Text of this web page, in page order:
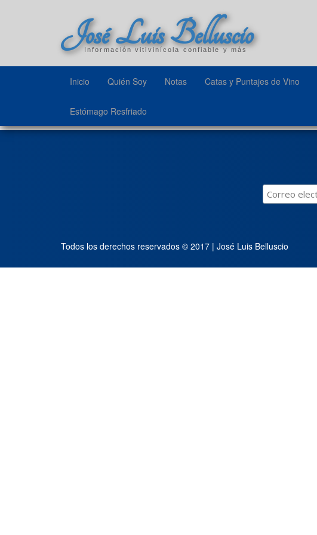
José Luis Belluscio
Información vitivinícola confiable y más
Inicio Quién Soy Notas Catas y Puntajes de Vino
Estómago Resfriado
Todos los derechos reservados © 2017 | José Luis Belluscio